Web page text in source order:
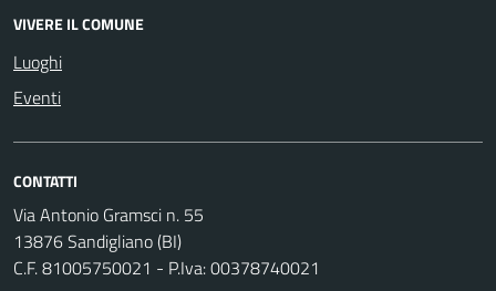
VIVERE IL COMUNE
Luoghi
Eventi
CONTATTI
Via Antonio Gramsci n. 55
13876 Sandigliano (BI)
C.F. 81005750021 - P.Iva: 00378740021